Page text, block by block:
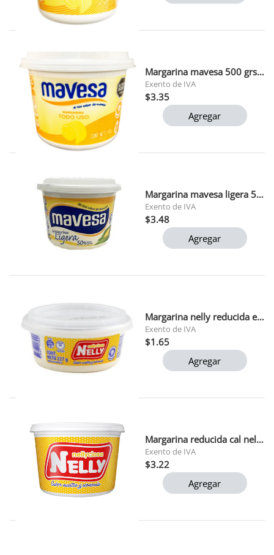
Margarina mavesa 500 grs (t086)
Exento de IVA
$3.35
Agregar
Margarina mavesa ligera 500gr (t082) 1x12
Exento de IVA
$3.48
Agregar
Margarina nelly reducida en cal 250g (t587) 1x24
Exento de IVA
$1.65
Agregar
Margarina reducida cal nelly 500 gr 1x12 (t588)
Exento de IVA
$3.22
Agregar